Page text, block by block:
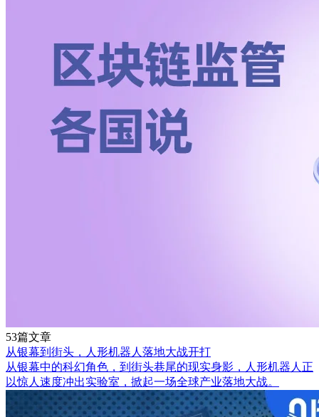
53篇文章
从银幕到街头，人形机器人落地大战开打
从银幕中的科幻角色，到街头巷尾的现实身影，人形机器人正
以惊人速度冲出实验室，掀起一场全球产业落地大战。